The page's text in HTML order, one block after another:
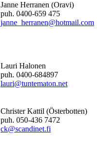
Janne Herranen (Oravi)
puh. 0400-659 475
janne_herranen@hotmail.com
Lauri Halonen
puh. 0400-684897
lauri@tuntematon.net
Christer Kattil (Österbotten)
puh. 050-436 7472
ck@scandinet.fi